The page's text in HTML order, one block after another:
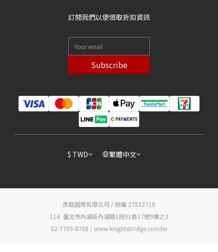
訂閱我們以便領取折扣資訊
Subscribe
$ TWD 繁體中文
彥庭國際有限公司 / 統編 27832718
114 臺北市內湖區內湖路1段91巷17號9樓之3
02-7709-8768 / www.knightsbridge.com.tw